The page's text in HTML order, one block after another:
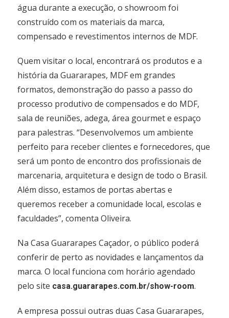
água durante a execução, o showroom foi
construído com os materiais da marca,
compensado e revestimentos internos de MDF.
Quem visitar o local, encontrará os produtos e a
história da Guararapes, MDF em grandes
formatos, demonstração do passo a passo do
processo produtivo de compensados e do MDF,
sala de reuniões, adega, área gourmet e espaço
para palestras. “Desenvolvemos um ambiente
perfeito para receber clientes e fornecedores, que
será um ponto de encontro dos profissionais de
marcenaria, arquitetura e design de todo o Brasil.
Além disso, estamos de portas abertas e
queremos receber a comunidade local, escolas e
faculdades”, comenta Oliveira.
Na Casa Guararapes Caçador, o público poderá
conferir de perto as novidades e lançamentos da
marca. O local funciona com horário agendado
pelo site casa.guararapes.com.br/show-room.
A empresa possui outras duas Casa Guararapes,